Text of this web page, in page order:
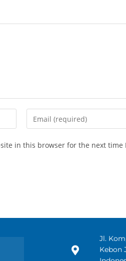
in this browser for the next time
Jl.
Kebon